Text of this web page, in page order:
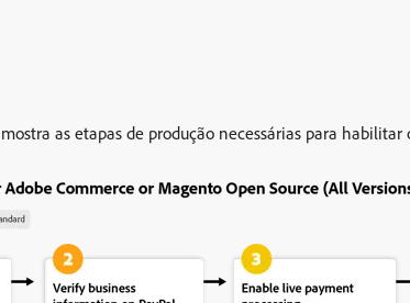
as etapas de produção necessárias para habilitar